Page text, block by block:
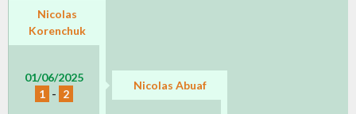
Nicolas
Korenchuk
01/06/2025
1 - 2
Nicolas Abuaf